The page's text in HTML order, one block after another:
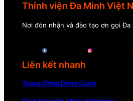
Thỉnh viện Đa Minh Việt
Nơi đón nhận và đào tạo ơn gọi
Liên kết nhanh
Trung Ương Dòng Curia